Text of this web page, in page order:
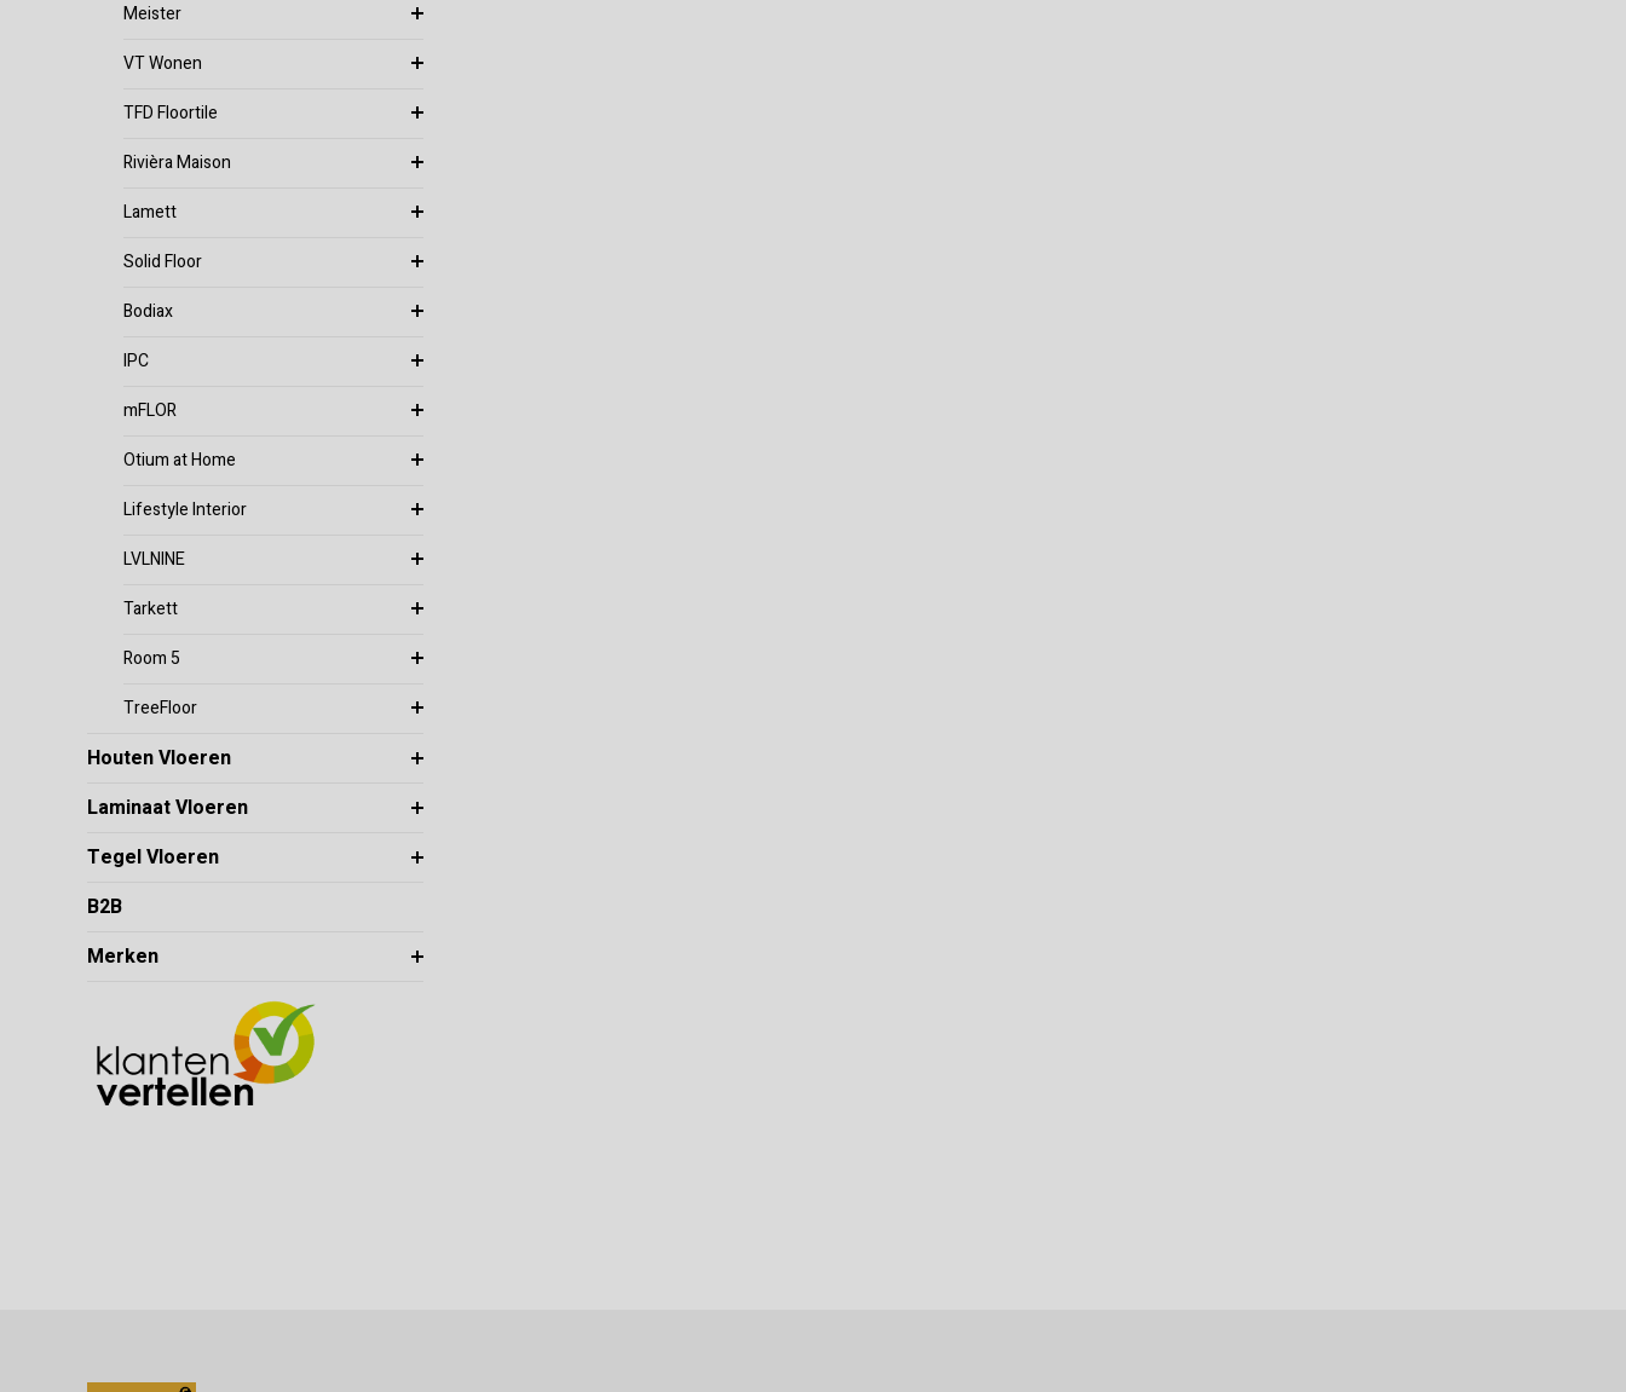
Meister
VT Wonen
TFD Floortile
Rivièra Maison
Lamett
Solid Floor
Bodiax
IPC
mFLOR
Otium at Home
Lifestyle Interior
LVLNINE
Tarkett
Room 5
TreeFloor
Houten Vloeren
Laminaat Vloeren
Tegel Vloeren
B2B
Merken